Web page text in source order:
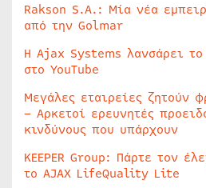
Rakson S.A.: Μία νέα
από την Golmar
Η Ajax Systems λανσάρει το
στο YouTube
Μεγάλες εταιρείες ζητούν
– Αρκετοί ερευνητές
κινδύνους που υπάρχουν
KEEPER Group: Πάρτε τον
το AJAX LifeQuality Lite